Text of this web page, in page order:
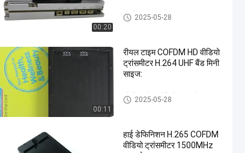
00:20
सीओएफडीएम मॉड्यूल
2025-05-28
00:11
रीयल टाइम COFDM HD वीडियो
ट्रांसमीटर H.264 UHF बैंड मिनी
साइज:
सीओएफडीएम वीडियो ट्रांसमीटर
2025-05-28
हाई डेफिनिशन H.265 COFDM
वीडियो ट्रांसमीटर 1500MHz